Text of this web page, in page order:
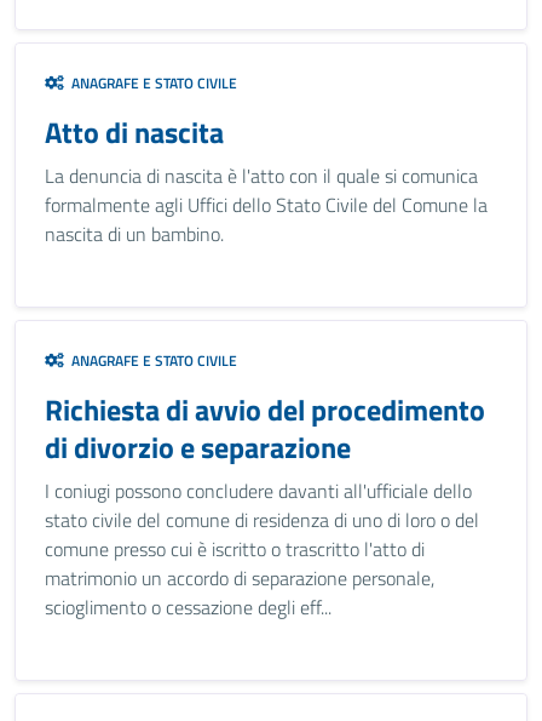
ANAGRAFE E STATO CIVILE
Atto di nascita
La denuncia di nascita è l'atto con il quale si comunica
formalmente agli Uffici dello Stato Civile del Comune la
nascita di un bambino.
ANAGRAFE E STATO CIVILE
Richiesta di avvio del procedimento
di divorzio e separazione
I coniugi possono concludere davanti all'ufficiale dello
stato civile del comune di residenza di uno di loro o del
comune presso cui è iscritto o trascritto l'atto di
matrimonio un accordo di separazione personale,
scioglimento o cessazione degli eff...